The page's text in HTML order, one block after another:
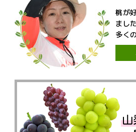
桃が
まし
多く